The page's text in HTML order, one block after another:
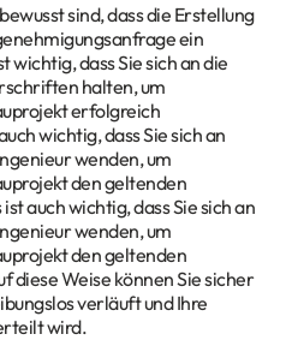
sind, dass die Erstellung
ein
wichtig, dass Sie sich an die
halten, um
erfolgreich
wichtig, dass Sie sich an
wenden, um
den geltenden
auch wichtig, dass Sie sich an
wenden, um
den geltenden
diese Weise können Sie sicher
verläuft und Ihre
wird.